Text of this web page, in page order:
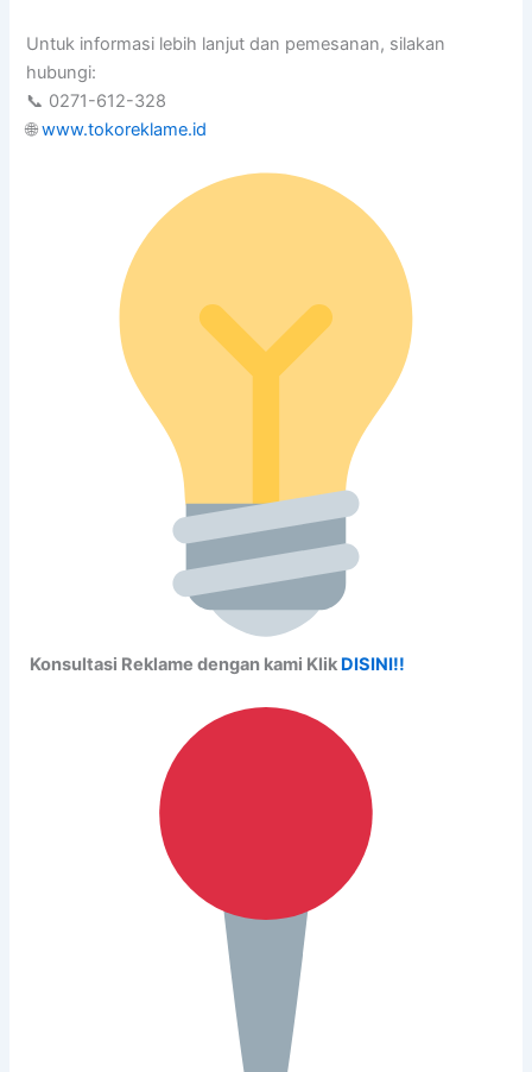
Untuk informasi lebih lanjut dan pemesanan, silakan
hubungi:
📞 0271-612-328
🌐www.tokoreklame.id
Konsultasi Reklame dengan kami Klik DISINI!!